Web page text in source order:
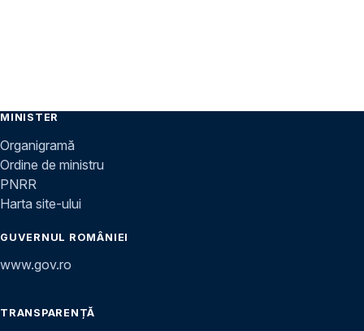
MINISTER
Organigramă
Ordine de ministru
PNRR
Harta site-ului
GUVERNUL ROMÂNIEI
www.gov.ro
TRANSPARENȚĂ